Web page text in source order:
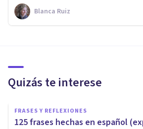
Blanca Ruiz
Quizás te interese
FRASES Y REFLEXIONES
125 frases hechas en español